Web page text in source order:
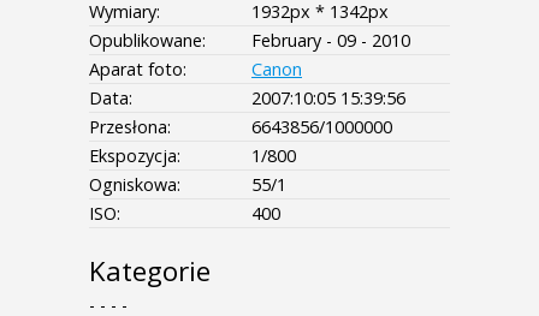
Wymiary:
1932px * 1342px
Opublikowane:
February - 09 - 2010
Aparat foto:
Canon
Data:
2007:10:05 15:39:56
Przesłona:
6643856/1000000
Ekspozycja:
1/800
Ogniskowa:
55/1
ISO:
400
Kategorie
- - - -